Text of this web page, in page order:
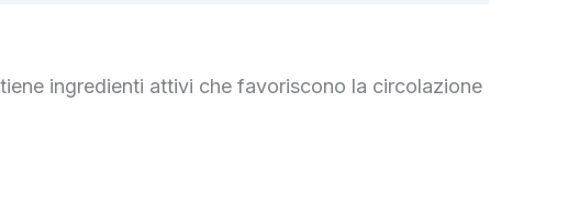
ingredienti attivi che favoriscono la circolazione